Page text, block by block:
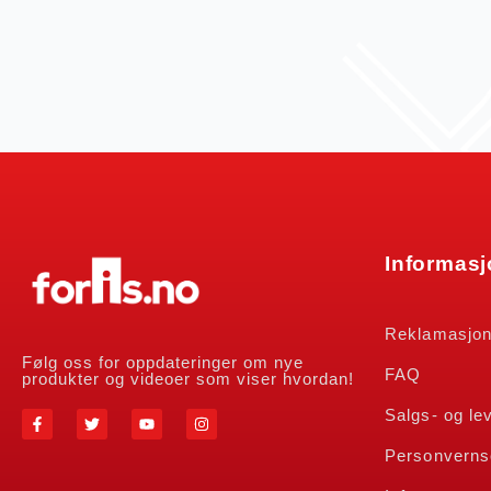
Følg oss for oppdateringer om nye
produkter og videoer som viser hvordan!
Reklamasjon
FAQ
Salgs- og